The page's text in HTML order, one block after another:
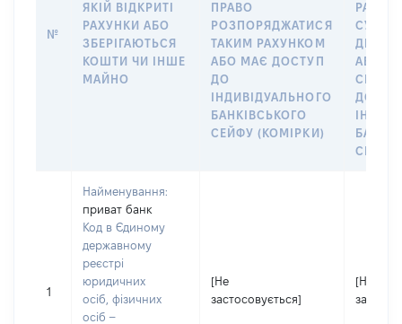
№
ЯКІЙ ВІДКРИТІ
РАХУНКИ АБО
ЗБЕРІГАЮТЬСЯ
КОШТИ ЧИ ІНШЕ
МАЙНО
ПРАВО
РОЗПОРЯДЖАТИСЯ
ТАКИМ РАХУНКОМ
АБО МАЄ ДОСТУП
ДО
ІНДИВІДУАЛЬНОГО
БАНКІВСЬКОГО
СЕЙФУ (КОМІРКИ)
АБО
СІМ’Ї
СЕЙФУ
1
Найменування:
приват банк
Код в Єдиному
державному
реєстрі
юридичних
осіб, фізичних
осіб –
[Не
застосовується]
[Не